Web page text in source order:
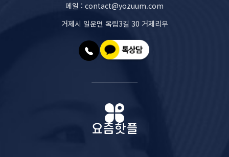
메일 : contact@yozuum.com
거제시 일운면 옥림3길 30 거제리우